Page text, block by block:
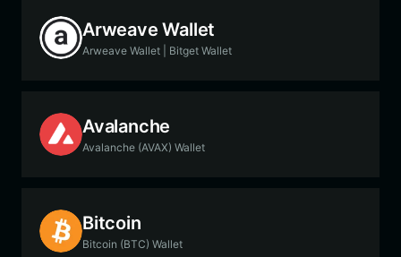
Arweave Wallet
Arweave Wallet | Bitget Wallet
Avalanche
Avalanche (AVAX) Wallet
Bitcoin
Bitcoin (BTC) Wallet